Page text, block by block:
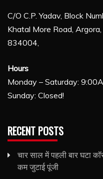
C/O C.P. Yadav, Block
Khatal More Road,
834004,
Hours
Monday – Saturday:
Sunday: Closed!
RECENT POSTS
चार साल में पहली बार घटा
कम जुटाई पूंजी